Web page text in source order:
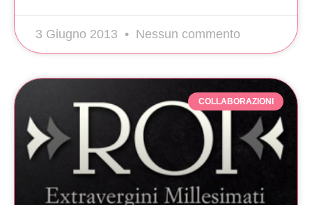
3 Giugno 2013 Nessun commento
COLLABORAZIONI